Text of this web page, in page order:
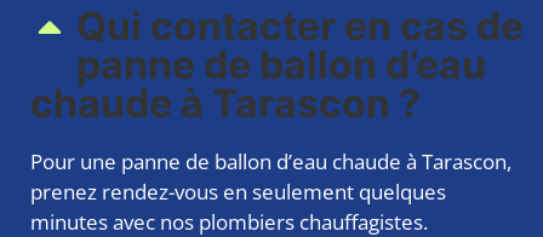
Qui contacter en cas de
panne de ballon d’eau
chaude à Tarascon ?
Pour une panne de ballon d’eau chaude à Tarascon,
prenez rendez-vous en seulement quelques
minutes avec nos plombiers chauffagistes.